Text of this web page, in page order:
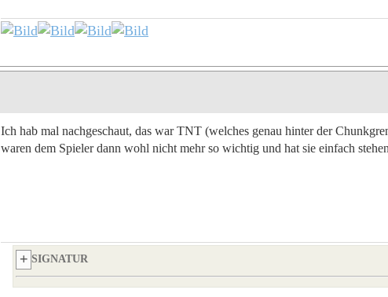
Ich hab mal nachgeschaut, das war TNT (welches genau hinter der
waren dem Spieler dann wohl nicht mehr so wichtig und hat sie einfach
SIGNATUR